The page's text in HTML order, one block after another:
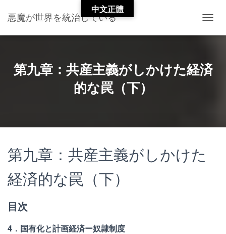
悪魔が世界を統治している
O
L
E
第九章：共産主義がしかけた経済
的な罠（下）
第九章：共産主義がしかけた
経済的な罠（下）
目次
4．国有化と計画経済ー奴隷制度
中文正體